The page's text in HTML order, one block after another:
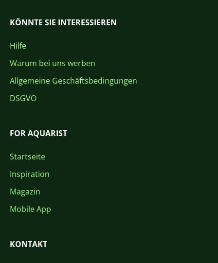
KÖNNTE SIE INTERESSIEREN
Hilfe
Warum bei uns werben
Allgemeine Geschäftsbedingungen
DSGVO
FOR AQUARIST
Startseite
Inspiration
Magazin
Mobile App
KONTAKT